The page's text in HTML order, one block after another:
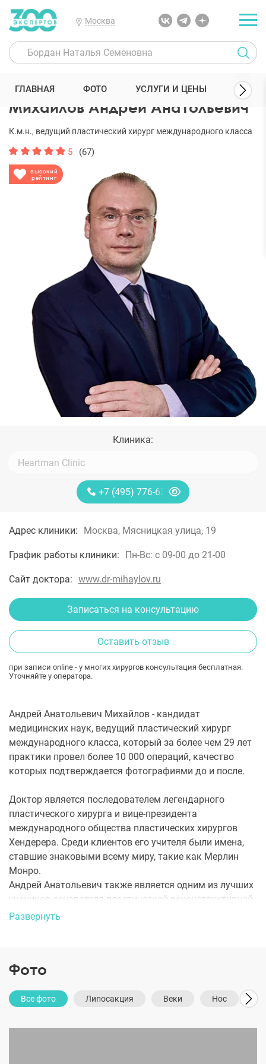
Москва
300 Экспертов Пластические хирурги Михайлов Андрей
Михайлов Андрей Анатольевич
высокий
рейтинг
К.м.н., ведущий пластический хирург международного класса
5 (67)
Клиника:
+7 (495) 776-63-11
Адрес клиники: Москва, Мясницкая улица, 19
График работы клиники: Пн-Вс: с 09-00 до 21-00
Сайт доктора: www.dr-mihaylov.ru
Записаться на консультацию
Оставить отзыв
при записи online - у многих хирургов консультация бесплатная.
Уточняйте у оператора.
ГЛАВНАЯ ФОТО УСЛУГИ И ЦЕНЫ
Андрей Анатольевич Михайлов - кандидат
медицинских наук, ведущий пластический хирург
международного класса, который за более чем 29 лет
практики провел более 10 000 операций, качество
которых подтверждается фотографиями до и после.
Доктор является последователем легендарного
пластического хирурга и вице-президента
международного общества пластических хирургов
Хендерера. Среди клиентов его учителя были имена,
ставшие знаковыми всему миру, такие как Мерлин
Монро.
Андрей Анатольевич также является одним из лучших
учеников основателя пластической реконструктивной
хирургии в СССР профессора Ипполитова В.П.
реконструктивной хирургией (проведение сложнейших
восстановлению лица после травм).
Немаловажным вкладом в пластическую хирургию
Развернуть
Фото
Все фото Липосакция Веки Нос